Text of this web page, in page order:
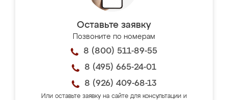
Оставьте заявку
Позвоните по номерам
8 (800) 511-89-55
8 (495) 665-24-01
8 (926) 409-68-13
Или оставьте заявку на сайте для консультации и